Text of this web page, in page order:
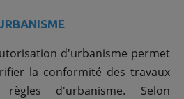
d'urbanisme permet
la conformité des travaux
d'urbanisme. Selon